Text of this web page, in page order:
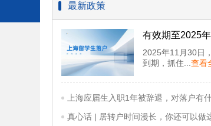
最新政策
有效期至2025
生落户政策即将
2025年11月30日
到期，抓住... 查看
真心话 | 居转户时间漫长，你还可以做